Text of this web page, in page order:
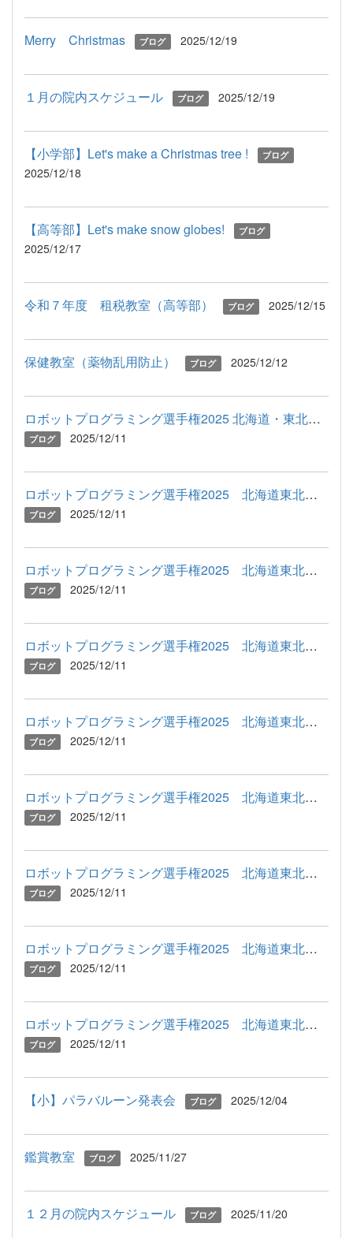
Merry Christmas ブログ 2025/12/19
１月の院内スケジュール ブログ 2025/12/19
【小学部】Let's make a Christmas tree ! ブログ
2025/12/18
【高等部】Let's make snow globes! ブログ
2025/12/17
令和７年度 租税教室（高等部） ブログ 2025/12/15
保健教室（薬物乱用防止） ブログ 2025/12/12
ロボットプログラミング選手権2025 北海道・東北地区大会 ２位・...
ブログ 2025/12/11
ロボットプログラミング選手権2025 北海道東北地区予選（8）
ブログ 2025/12/11
ロボットプログラミング選手権2025 北海道東北地区予選（７）
ブログ 2025/12/11
ロボットプログラミング選手権2025 北海道東北地区予選（６）
ブログ 2025/12/11
ロボットプログラミング選手権2025 北海道東北地区予選（５）
ブログ 2025/12/11
ロボットプログラミング選手権2025 北海道東北地区予選（４）
ブログ 2025/12/11
ロボットプログラミング選手権2025 北海道東北地区予選（３）
ブログ 2025/12/11
ロボットプログラミング選手権2025 北海道東北地区予選（２）
ブログ 2025/12/11
ロボットプログラミング選手権2025 北海道東北地区予選（１）
ブログ 2025/12/11
【小】パラバルーン発表会 ブログ 2025/12/04
鑑賞教室 ブログ 2025/11/27
１２月の院内スケジュール ブログ 2025/11/20